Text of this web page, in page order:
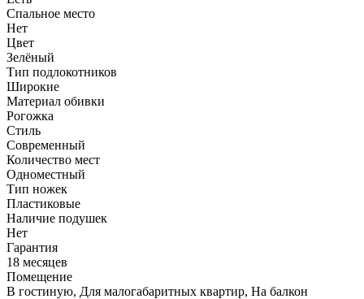
Спальное место
Нет
Цвет
Зелёный
Тип подлокотников
Широкие
Материал обивки
Рогожка
Стиль
Современный
Количество мест
Одноместный
Тип ножек
Пластиковые
Наличие подушек
Нет
Гарантия
18 месяцев
Помещение
В гостиную, Для малогабаритных квартир, На балкон